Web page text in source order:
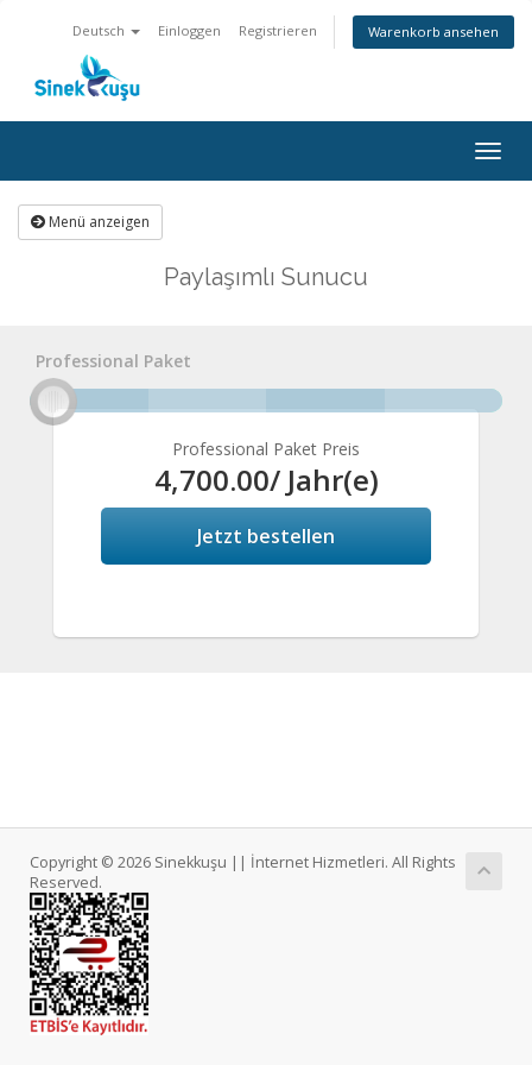
Deutsch Einloggen Registrieren Warenkorb ansehen
Menü anzeigen
Paylaşımlı Sunucu
Professional Paket
Professional Paket Preis
4,700.00/ Jahr(e)
Jetzt bestellen
Copyright © 2026 Sinekkuşu || İnternet Hizmetleri. All Rights
Reserved.